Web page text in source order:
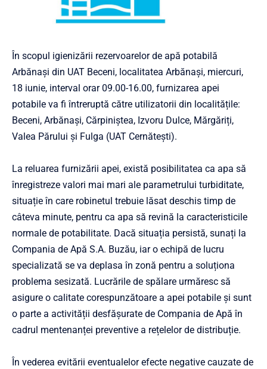
În scopul igienizării rezervoarelor de apă potabilă
Arbănași din UAT Beceni, localitatea Arbănași, miercuri,
18 iunie, interval orar 09.00-16.00, furnizarea apei
potabile va fi întreruptă către utilizatorii din localitățile:
Beceni, Arbănași, Cărpiniștea, Izvoru Dulce, Mărgăriți,
Valea Părului și Fulga (UAT Cernătești).
La reluarea furnizării apei, există posibilitatea ca apa să
înregistreze valori mai mari ale parametrului turbiditate,
situație în care robinetul trebuie lăsat deschis timp de
câteva minute, pentru ca apa să revină la caracteristicile
normale de potabilitate. Dacă situația persistă, sunați la
Compania de Apă S.A. Buzău, iar o echipă de lucru
specializată se va deplasa în zonă pentru a soluționa
problema sesizată. Lucrările de spălare urmăresc să
asigure o calitate corespunzătoare a apei potabile și sunt
o parte a activității desfășurate de Compania de Apă în
cadrul mentenanței preventive a rețelelor de distribuție.
În vederea evitării eventualelor efecte negative cauzate de